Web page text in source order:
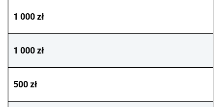
1 000 zł
1 000 zł
500 zł